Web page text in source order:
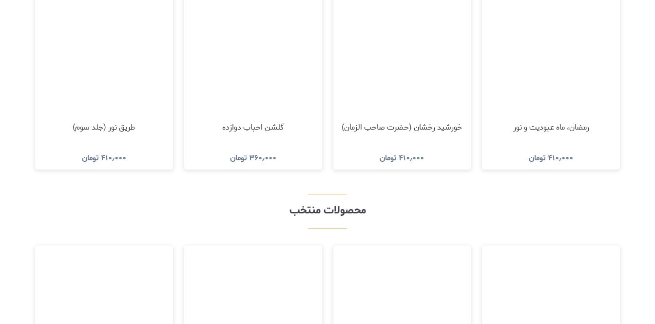
رمضان، ماه عبودیت و نور
۴۱۰٫۰۰۰ تومان
خورشید رخشان (حضرت صاحب الزمان)
۴۱۰٫۰۰۰ تومان
گلشن احباب دوازده
۳۶۰٫۰۰۰ تومان
طریق نور (جلد سوم)
۴۱۰٫۰۰۰ تومان
محصولات منتخب